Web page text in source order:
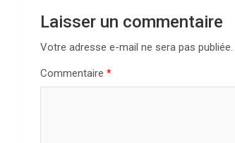
Laisser un commentaire
Votre adresse e-mail ne sera pas publiée.
Commentaire *